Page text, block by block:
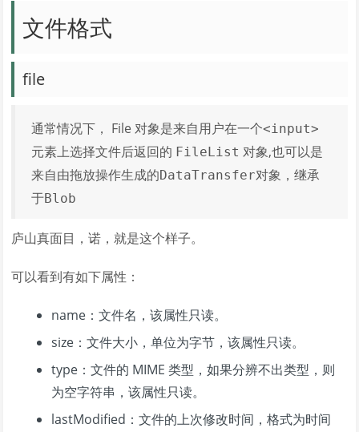
文件格式
file
通常情况下， File 对象是来自用户在一个<input>
元素上选择文件后返回的 FileList 对象,也可以是
来自由拖放操作生成的DataTransfer对象，继承
于Blob
庐山真面目，诺，就是这个样子。
可以看到有如下属性：
name：文件名，该属性只读。
size：文件大小，单位为字节，该属性只读。
type：文件的 MIME 类型，如果分辨不出类型，则
为空字符串，该属性只读。
lastModified：文件的上次修改时间，格式为时间